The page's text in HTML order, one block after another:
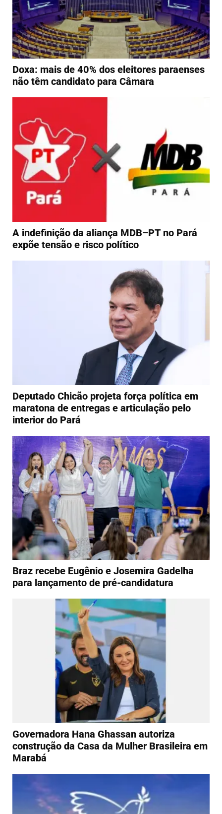
Doxa: mais de 40% dos eleitores paraenses
não têm candidato para Câmara
A indefinição da aliança MDB–PT no Pará
expõe tensão e risco político
Deputado Chicão projeta força política em
maratona de entregas e articulação pelo
interior do Pará
Braz recebe Eugênio e Josemira Gadelha
para lançamento de pré-candidatura
Governadora Hana Ghassan autoriza
construção da Casa da Mulher Brasileira em
Marabá